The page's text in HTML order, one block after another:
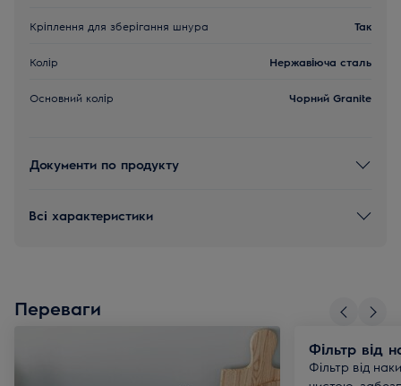
Кріплення для зберігання шнура Так
Колір Нержавіюча сталь
Основний колір Чорний Granite
Документи по продукту
Всі характеристики
Переваги
Фільтр від
Фільтр від